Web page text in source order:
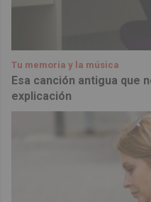
Tu memoria y la música
Esa canción antigua que
explicación